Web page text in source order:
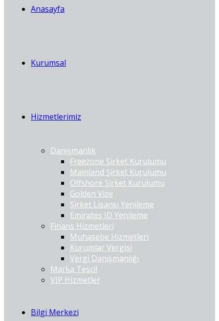
Anasayfa
Kurumsal
Hizmetlerimiz
Danışmanlık
Freezone Şirket Kurulumu
Mainland Şirket Kurulumu
Offshore Şirket Kurulumu
Golden Vize
Şirket Lisansı Yenileme
Emirates ID Yenileme
Finans Hizmetleri
Muhasebe Hizmetleri
Kurumlar Vergisi
Vergi Danışmanlığı
Marka Tescil
VIP Hizmetler
Bilgi Merkezi